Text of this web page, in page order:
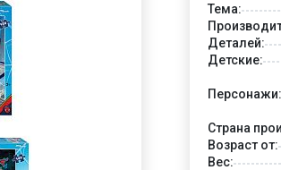
Тема:
Деталей:
Детские:
Персонажи:
Страна
Возраст от:
Вес: